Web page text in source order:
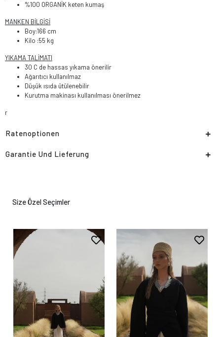
%100 ORGANİK keten kumaş
MANKEN BİLGİSİ
Boy:166 cm
Kilo :55 kg
YIKAMA TALİMATI
30 C de hassas yıkama önerilir
Ağarıtıcı kullanılmaz
Düşük ısıda ütülenebilir
Kurutma makinası kullanılması önerilmez
r
Ratenoptionen
Garantie Und Lieferung
Size Özel Seçimler